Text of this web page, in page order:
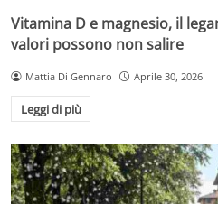
Vitamina D e magnesio, il
valori possono non salire
Mattia Di Gennaro Aprile 30, 2026
Leggi di più